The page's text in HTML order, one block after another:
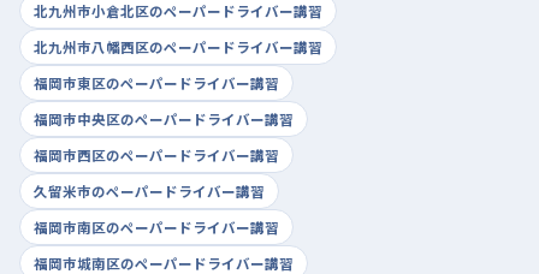
北九州市小倉北区のペーパードライバー講習
北九州市八幡西区のペーパードライバー講習
福岡市東区のペーパードライバー講習
福岡市中央区のペーパードライバー講習
福岡市西区のペーパードライバー講習
久留米市のペーパードライバー講習
福岡市南区のペーパードライバー講習
福岡市城南区のペーパードライバー講習